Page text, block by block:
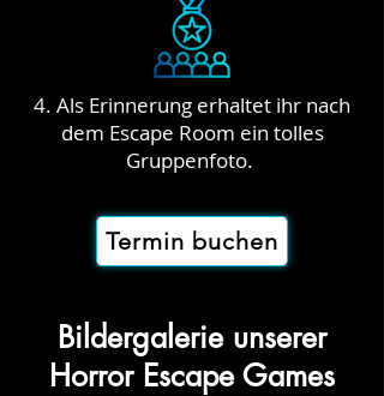
4. Als Erinnerung erhaltet ihr nach
dem Escape Room ein tolles
Gruppenfoto.
Termin buchen
Bildergalerie unserer
Horror Escape Games